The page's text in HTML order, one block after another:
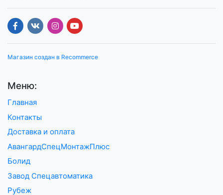
Магазин создан в Recommerce
Меню:
Главная
Контакты
Доставка и оплата
АвангардСпецМонтажПлюс
Болид
Завод Спецавтоматика
Рубеж